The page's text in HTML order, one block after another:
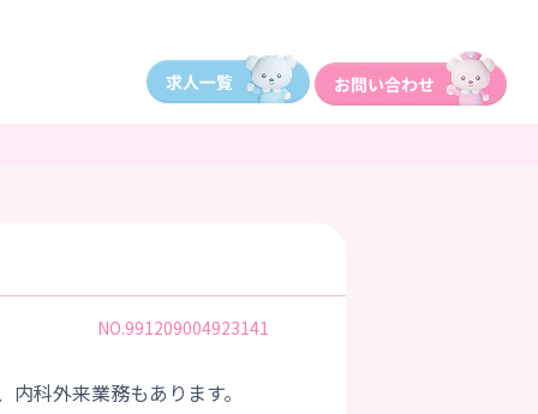
NO.991209004923141
科外来業務もあります。